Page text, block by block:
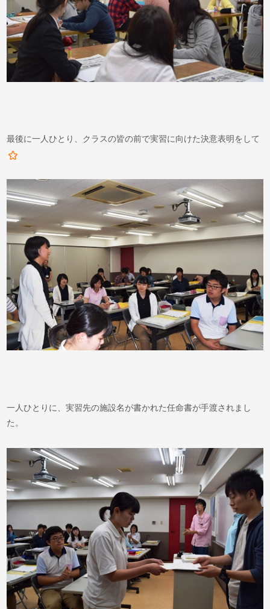
最後に一人ひとり、クラスの皆の前で実習に向けた決意表明をして
一人ひとりに、実習先の施設名が書かれた任命書が手渡されまし
た。